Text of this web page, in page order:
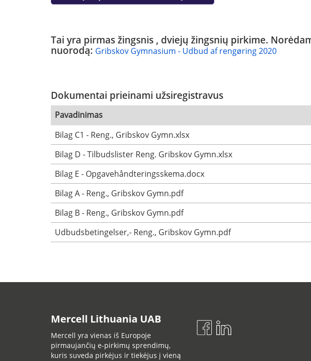
Tai yra pirmas žingsnis , dviejų žingsnių pirkime.
nuorodą: Gribskov Gymnasium - Udbud af rengøring 2020
Dokumentai prieinami užsiregistravus
Pavadinimas
Bilag C1 - Reng., Gribskov Gymn.xlsx
Bilag D - Tilbudslister Reng. Gribskov Gymn.xlsx
Bilag E - Opgavehåndteringsskema.docx
Bilag A - Reng., Gribskov Gymn.pdf
Bilag B - Reng., Gribskov Gymn.pdf
Udbudsbetingelser,- Reng., Gribskov Gymn.pdf
Mercell Lithuania UAB
Mercell yra vienas iš Europoje
pirmaujančių e-pirkimų sprendimų,
kuris suveda pirkėjus ir tiekėjus į vieną